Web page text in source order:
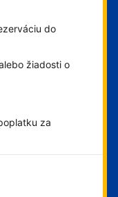
do
žiadosti o
za